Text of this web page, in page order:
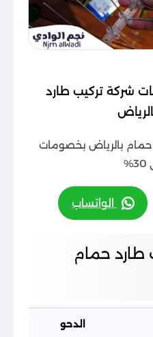
شركة تركيب طارد
بالرياض بخصومات
الواتساب
طارد حمام
الدحو